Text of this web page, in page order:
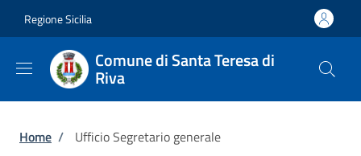
Regione Sicilia
Comune di Santa Teresa di
Riva
Briciole di pane
Home / Ufficio Segretario generale